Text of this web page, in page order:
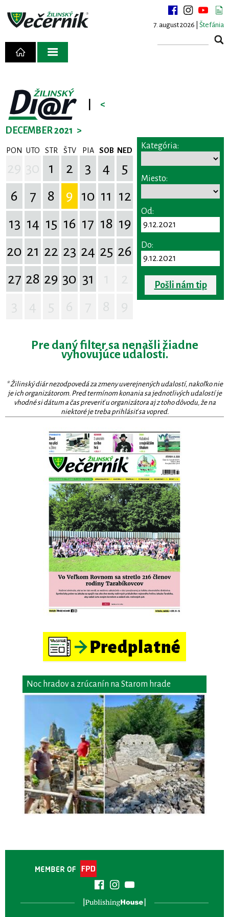
7. august 2026 | Štefánia
<
DECEMBER 2021 >
PON UTO STR ŠTV PIA SOB NED
1 2 3 4
5
6
7 8 9 10 11 12
13 14 15 16 17 18 19
20 21 22 23 24 25 26
27 28 29 30 31
Kategória:
Miesto:
Od:
Do:
Pošli nám tip
Pre daný filter sa nenašli žiadne
vyhovujúce udalosti.
* Žilinský diár nezodpovedá za zmeny uverejnených udalostí, nakoľko nie
je ich organizátorom. Pred termínom konania sa jednotlivých udalostí je
vhodné si dátum a čas preveriť u organizátora aj z toho dôvodu, že na
niektoré je treba prihlásiť sa vopred.
Noc hradov a zrúcanín na Starom hrade